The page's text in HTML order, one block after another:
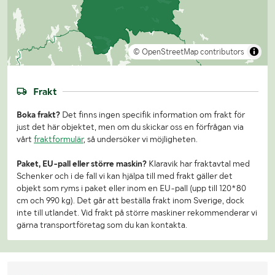
© OpenStreetMap contributors
Frakt
Boka frakt? Det finns ingen specifik information om frakt för
just det här objektet, men om du skickar oss en förfrågan via
vårt fraktformulär, så undersöker vi möjligheten.
Paket, EU-pall eller större maskin? Klaravik har fraktavtal med
Schenker och i de fall vi kan hjälpa till med frakt gäller det
objekt som ryms i paket eller inom en EU-pall (upp till 120*80
cm och 990 kg). Det går att beställa frakt inom Sverige, dock
inte till utlandet. Vid frakt på större maskiner rekommenderar vi
gärna transportföretag som du kan kontakta.